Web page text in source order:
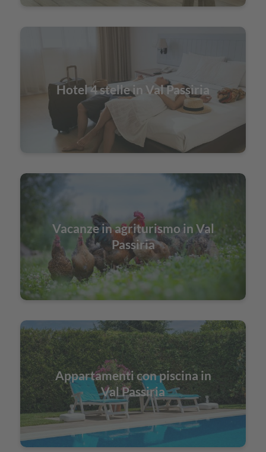
Hotel 4 stelle in Val Passiria
Vacanze in agriturismo in Val
Passiria
Appartamenti con piscina in
Val Passiria